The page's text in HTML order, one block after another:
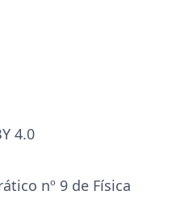
4.0
nº 9 de Física